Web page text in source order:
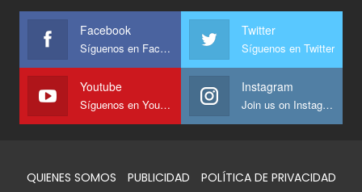
Facebook
Síguenos en Facebook
Twitter
Síguenos en Twitter
Youtube
Síguenos en Youtube
Instagram
Join us on Instagram
QUIENES SOMOS PUBLICIDAD
POLÍTICA DE PRIVACIDAD